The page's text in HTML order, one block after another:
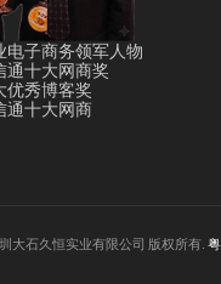
电子商务领军人物
通十大网商奖
优秀博客奖
通十大网商
圳大石久恒实业有限公司 版权所有.